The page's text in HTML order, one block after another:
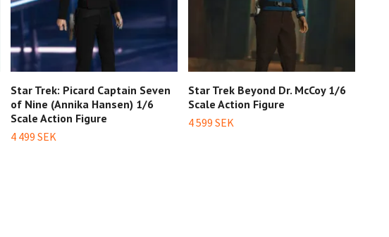
Star Trek: Picard Captain Seven
of Nine (Annika Hansen) 1/6
Scale Action Figure
4 499 SEK
Star Trek Beyond Dr. McCoy 1/6
Scale Action Figure
4 599 SEK